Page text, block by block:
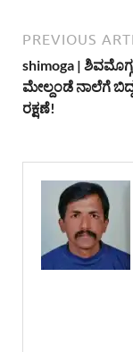
PREVIOUS
shimoga |
ಮೇಲ್ದಂಡೆ ನಾಲೆಗೆ
ರಕ್ಷಣೆ!